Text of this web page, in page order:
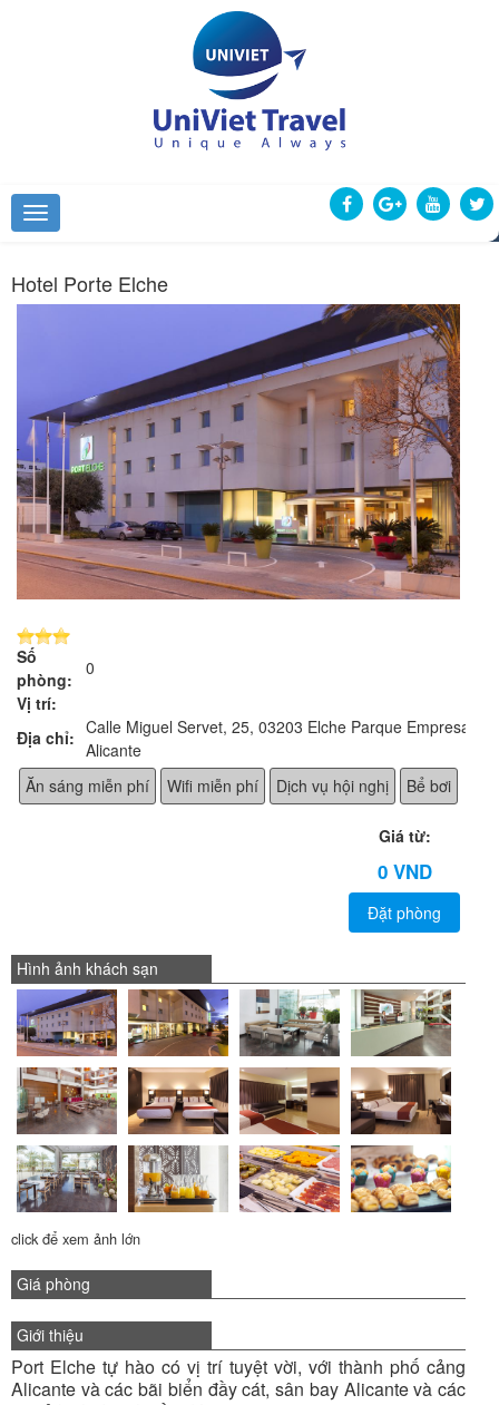
Hotel Porte Elche
Số
phòng:
0
Vị trí:
Địa chỉ: Calle Miguel Servet, 25, 03203 Elche Parque Empresarial,
Alicante
Ăn sáng miễn phí
Wifi miễn phí Dịch vụ hội nghị Bể bơi
Giá từ:
0 VND
Đặt phòng
Hình ảnh khách sạn
click để xem ảnh lớn
Giá phòng
Giới thiệu
Port Elche tự hào có vị trí tuyệt vời, với thành phố cảng
Alicante và các bãi biển đầy cát, sân bay Alicante và các